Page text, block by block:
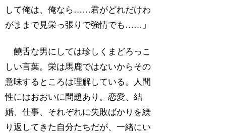
して俺は、俺なら……君がどれだけわ
がままで見栄っ張りで強情でも……」
饒舌な男にしては珍しくまどろっこ
しい言葉。栄は馬鹿ではないからその
意味するところは理解している。人間
性にはおおいに問題あり。恋愛、結
婚、仕事、それぞれに失敗ばかりを繰
り返してきた自分たちだが、一緒にい